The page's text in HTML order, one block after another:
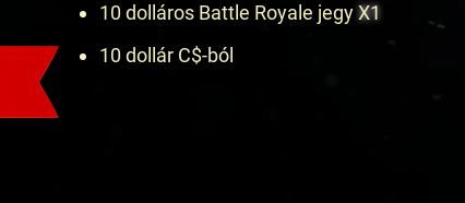
10 dolláros Battle Royale jegyX1
10 dollár C$-ból